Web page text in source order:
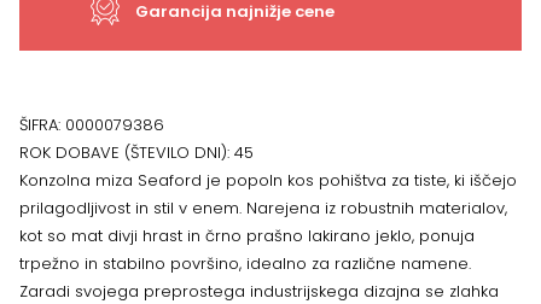
Garancija najnižje cene
ŠIFRA: 0000079386
ROK DOBAVE (ŠTEVILO DNI): 45
Konzolna miza Seaford je popoln kos pohištva za tiste, ki iščejo
prilagodljivost in stil v enem. Narejena iz robustnih materialov,
kot so mat divji hrast in črno prašno lakirano jeklo, ponuja
trpežno in stabilno površino, idealno za različne namene.
Zaradi svojega preprostega industrijskega dizajna se zlahka